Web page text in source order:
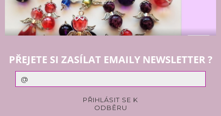
PŘEJETE SI ZASÍLAT EMAILY NEWSLETTER ?